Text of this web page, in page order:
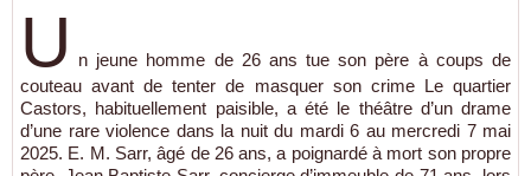
U
n jeune homme de 26 ans tue son père à coups de
couteau avant de tenter de masquer son crime Le quartier
Castors, habituellement paisible, a été le théâtre d’un drame
d’une rare violence dans la nuit du mardi 6 au mercredi 7 mai
2025. E. M. Sarr, âgé de 26 ans, a poignardé à mort son propre